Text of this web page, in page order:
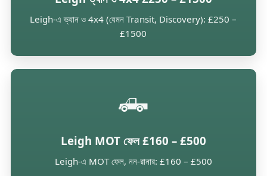
Leigh-এ ভ্যান ও 4x4 (যেমন Transit, Discovery): £250 –
£1500
🛻
Leigh MOT ফেল £160 – £500
Leigh-এ MOT ফেল, নন-রানার: £160 – £500